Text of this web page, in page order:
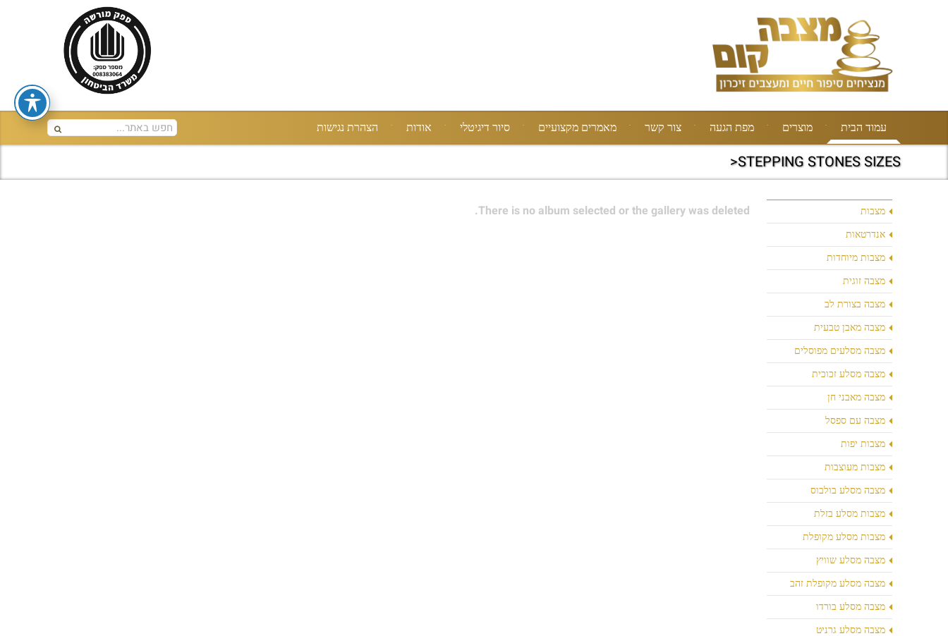
עמוד הבית מוצרים מפת הגעה צור קשר מאמרים מקצועיים סיור דיגיטלי אודות הצהרת נגישות
STEPPING STONES SIZES<
מצבות
אנדרטאות
מצבות מיוחדות
מצבה זוגית
מצבה בצורת לב
מצבה מאבן טבעית
מצבה מסלעים מפוסלים
מצבה מסלע זכוכית
מצבה מאבני חן
מצבה עם ספסל
מצבות יפות
מצבות מעוצבות
מצבה מסלע בולבוס
מצבות מסלע בזלת
מצבות מסלע מקופלת
מצבה מסלע שוויץ
מצבה מסלע מקופלת זהב
מצבה מסלע בורדו
מצבה מסלע גרניט
There is no album selected or the gallery was deleted.